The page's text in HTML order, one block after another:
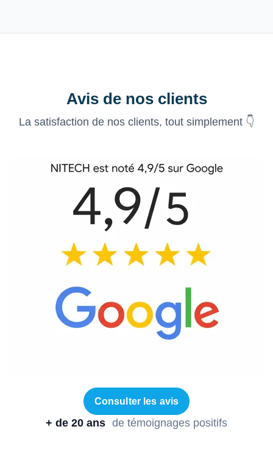
Avis de nos clients
La satisfaction de nos clients, tout simplement 👇
Consulter les avis
+ de 20 ans de témoignages positifs